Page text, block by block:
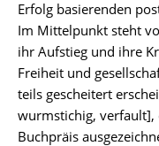
Erfolg basierenden
Im Mittelpunkt steht
ihr Aufstieg und ihre
Freiheit und
teils gescheitert
wurmstichig, verfault],
Buchpräis